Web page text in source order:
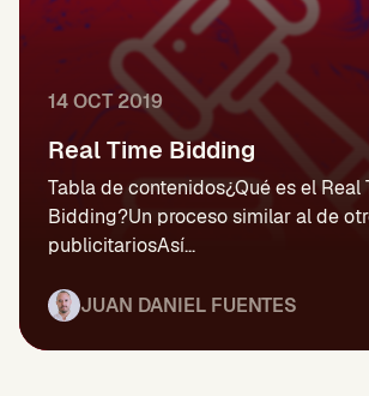
14 OCT 2019
Real Time Bidding
Tabla de contenidos¿Qué es el Real
Bidding?Un proceso similar al de
publicitariosAsí...
JUAN DANIEL FUENTES